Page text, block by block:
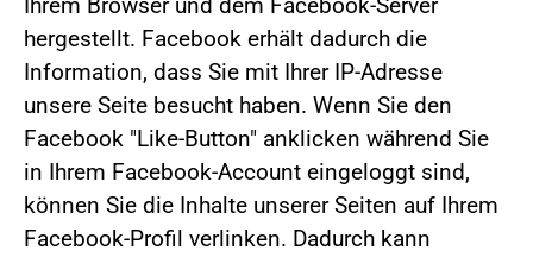
hergestellt. Facebook erhält dadurch die
Information, dass Sie mit Ihrer IP-Adresse
unsere Seite besucht haben. Wenn Sie den
Facebook "Like-Button" anklicken während Sie
in Ihrem Facebook-Account eingeloggt sind,
können Sie die Inhalte unserer Seiten auf Ihrem
Facebook-Profil verlinken. Dadurch kann